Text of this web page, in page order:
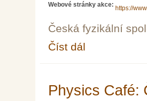
Webové stránky akce:
https://
Česká fyzikální
Číst dál
Physics Café: